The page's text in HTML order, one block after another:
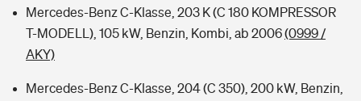
Mercedes-Benz C-Klasse, 203 K (C 180 KOMPRESSOR
T-MODELL), 105 kW, Benzin, Kombi, ab 2006(0999 /
AKY)
Mercedes-Benz C-Klasse, 204 (C 350), 200 kW, Benzin,